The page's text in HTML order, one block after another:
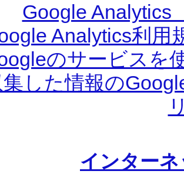
Google Analytics
Analytics利用
のサービスを
集した情報の
インター